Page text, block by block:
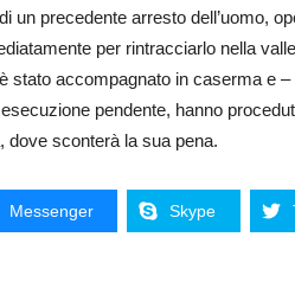
precedente arresto dell’uomo,
per rintracciarlo nella
stato accompagnato in caserma e
pendente, hanno
dove sconterà la sua pena.
Messenger Skype